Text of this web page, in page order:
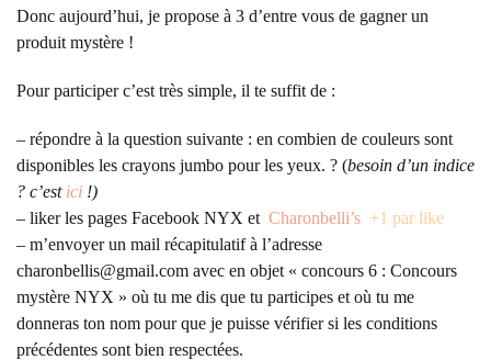
Donc aujourd’hui, je propose à 3 d’entre vous de gagner un
produit mystère !
Pour participer c’est très simple, il te suffit de :
– répondre à la question suivante : en combien de couleurs sont
disponibles les crayons jumbo pour les yeux. ? (besoin d’un indice
? c’est ici !)
– liker les pages Facebook NYX et Charonbelli’s +1 par like
– m’envoyer un mail récapitulatif à l’adresse
charonbellis@gmail.com avec en objet « concours 6 : Concours
mystère NYX » où tu me dis que tu participes et où tu me
donneras ton nom pour que je puisse vérifier si les conditions
précédentes sont bien respectées.